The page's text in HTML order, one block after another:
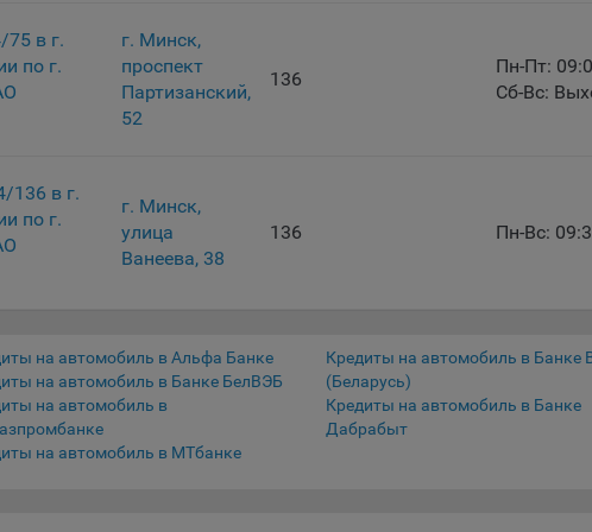
Подробнее о параметрах управления можно ознакомиться, перейдя по
ссылкам, ведущим на соответствующие страницы сайтов основных
16. Пользователь всегда может направить сообщение с имеющимся у
вопросом, в части использования файлов сookie, на электронную почту
Общества:info@myfin.by
Аналитические Cookie
75 в г.
по г.
г. Минск,
проспект
Партизанский,
52
136
Пн-Пт:
Сб-Вс:
136 в г.
по г.
г. Минск,
улица
Ванеева, 38
136 Пн-Вс:
на автомобиль в Альфа Банке
на автомобиль в Банке БелВЭБ
на автомобиль в
на автомобиль в МТбанке
Кредиты на автомобиль в Банке
(Беларусь)
Кредиты на автомобиль в Банке
Дабрабыт